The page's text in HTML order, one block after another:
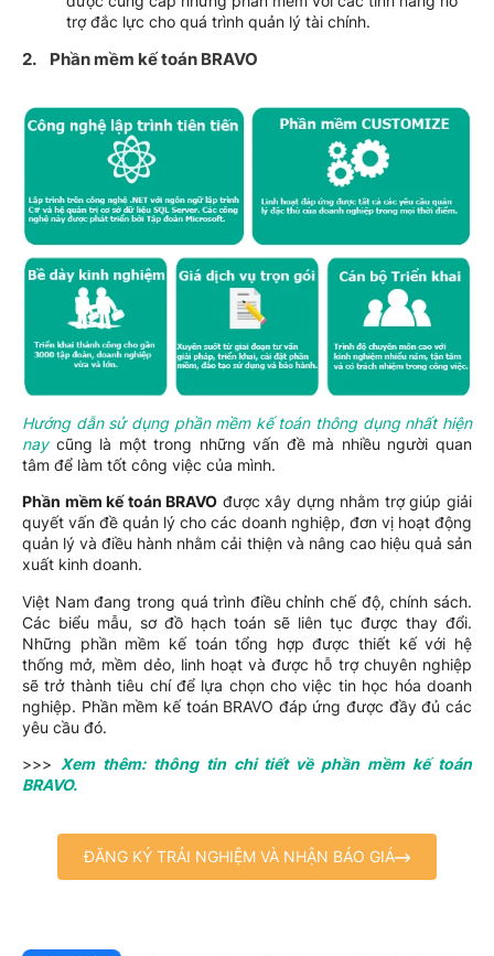
trợ đắc lực cho quá trình quản lý tài chính.
2. Phần mềm kế toán BRAVO
Hướng dẫn sử dụng phần mềm kế toán thông dụng nhất hiện
naycũng là một trong những vấn đề mà nhiều người quan
tâm để làm tốt công việc của mình.
Phần mềm kế toán BRAVO được xây dựng nhằm trợ giúp giải
quyết vấn đề quản lý cho các doanh nghiệp, đơn vị hoạt động
quản lý và điều hành nhằm cải thiện và nâng cao hiệu quả sản
xuất kinh doanh.
Việt Nam đang trong quá trình điều chỉnh chế độ, chính sách.
Các biểu mẫu, sơ đồ hạch toán sẽ liên tục được thay đổi.
Những phần mềm kế toán tổng hợp được thiết kế với hệ
thống mở, mềm dẻo, linh hoạt và được hỗ trợ chuyên nghiệp
sẽ trở thành tiêu chí để lựa chọn cho việc tin học hóa doanh
nghiệp. Phần mềm kế toán BRAVO đáp ứng được đầy đủ các
yêu cầu đó.
>>> Xem thêm: thông tin chi tiết về phần mềm kế toán
BRAVO.
ĐĂNG KÝ TRẢI NGHIỆM VÀ NHẬN BÁO GIÁ